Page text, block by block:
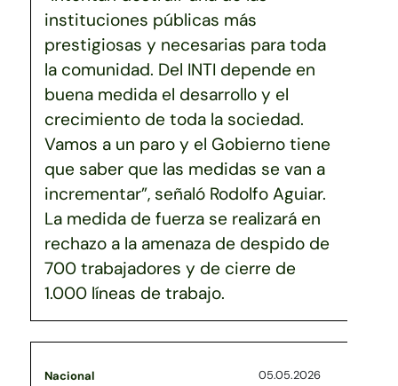
instituciones públicas más
prestigiosas y necesarias para toda
la comunidad. Del INTI depende en
buena medida el desarrollo y el
crecimiento de toda la sociedad.
Vamos a un paro y el Gobierno tiene
que saber que las medidas se van a
incrementar”, señaló Rodolfo Aguiar.
La medida de fuerza se realizará en
rechazo a la amenaza de despido de
700 trabajadores y de cierre de
1.000 líneas de trabajo.
Nacional 05.05.2026